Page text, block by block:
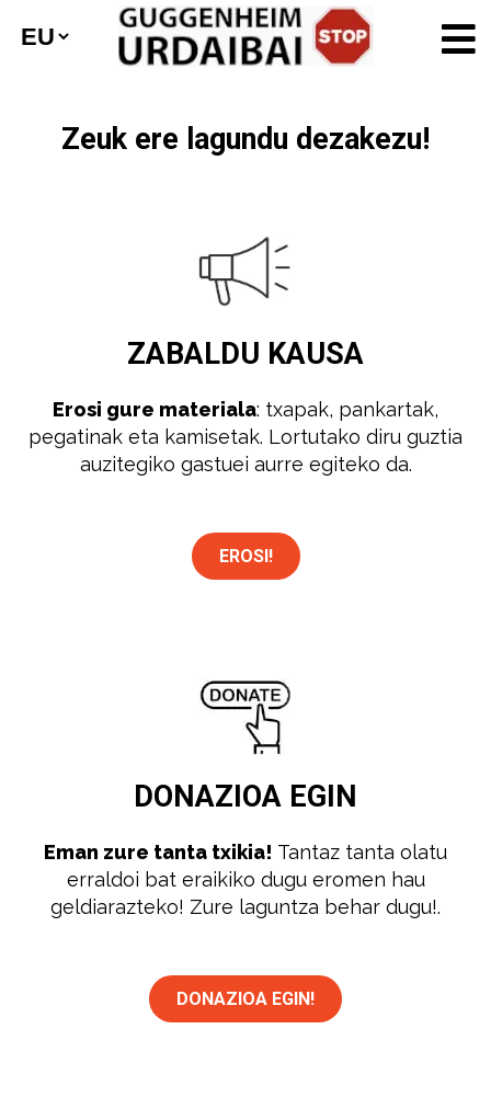
Zeuk ere lagundu dezakezu!
ZABALDU KAUSA
Erosi gure materiala: txapak, pankartak,
pegatinak eta kamisetak. Lortutako diru guztia
auzitegiko gastuei aurre egiteko da.
EROSI!
DONAZIOA EGIN
Eman zure tanta txikia! Tantaz tanta olatu
erraldoi bat eraikiko dugu eromen hau
geldiarazteko! Zure laguntza behar dugu!.
DONAZIOA EGIN!